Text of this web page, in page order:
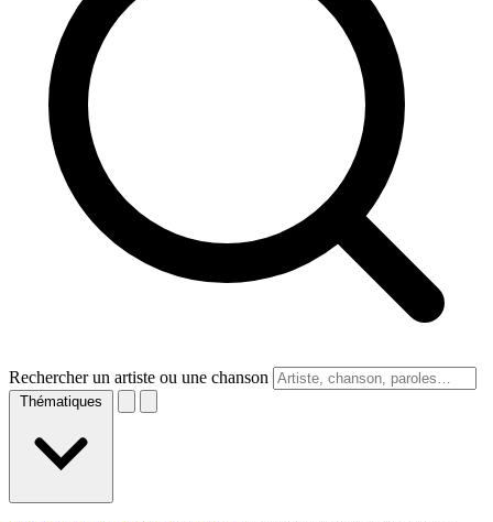
Rechercher un artiste ou une chanson
Thématiques